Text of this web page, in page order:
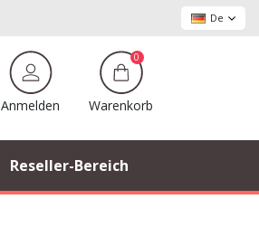
De
Anmelden
0
Warenkorb
Reseller-Bereich